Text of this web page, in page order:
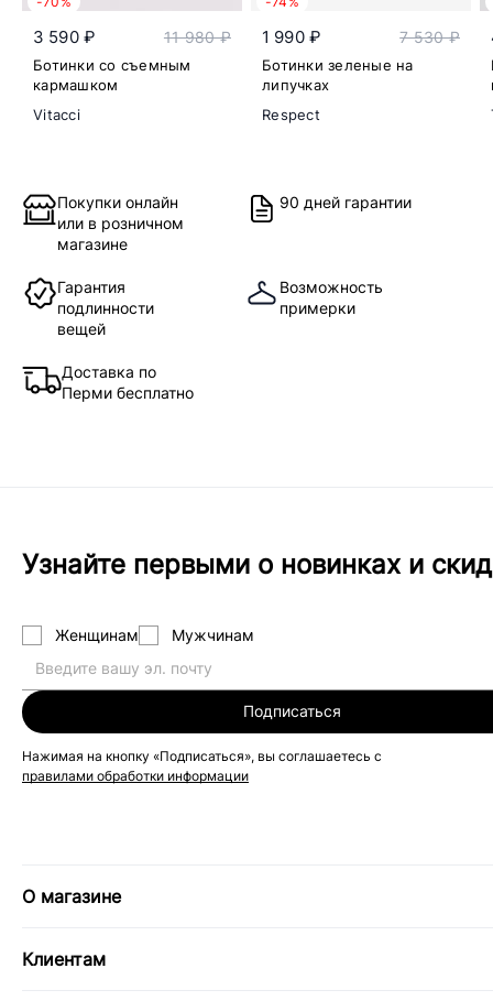
3 590 ₽ 11 980 ₽
Ботинки со съемным
кармашком
Vitacci
1 990 ₽ 7 530 ₽
Ботинки зеленые на
липучках
Respect
Покупки онлайн
или в розничном
магазине
90 дней гарантии
Гарантия
подлинности
вещей
Возможность
примерки
Доставка по
Перми бесплатно
Узнайте первыми о новинках и
Женщинам Мужчинам
Подписаться
Нажимая на кнопку «Подписаться», вы соглашаетесь с
правилами обработки информации
О магазине
Клиентам